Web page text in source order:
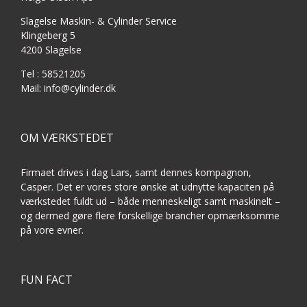
Slagelse Maskin- & Cylinder Service
Klingeberg 5
4200 Slagelse
Tel : 58521205
Mail: info@cylinder.dk
OM VÆRKSTEDET
Firmaet drives i dag Lars, samt dennes kompagnon,
Casper. Det er vores store ønske at udnytte kapaciten på
værkstedet fuldt ud – både menneskeligt samt maskinelt –
og dermed gøre flere forskellige brancher opmærksomme
på vore evner.
FUN FACT